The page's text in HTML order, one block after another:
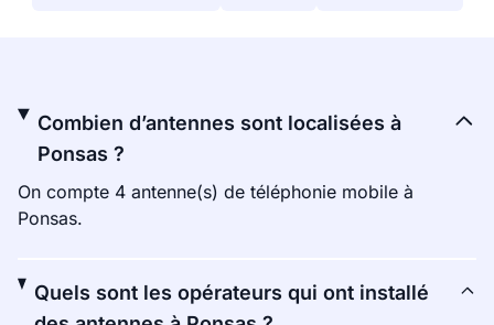
Combien d’antennes sont localisées à
Ponsas ?
On compte 4 antenne(s) de téléphonie mobile à
Ponsas.
Quels sont les opérateurs qui ont installé